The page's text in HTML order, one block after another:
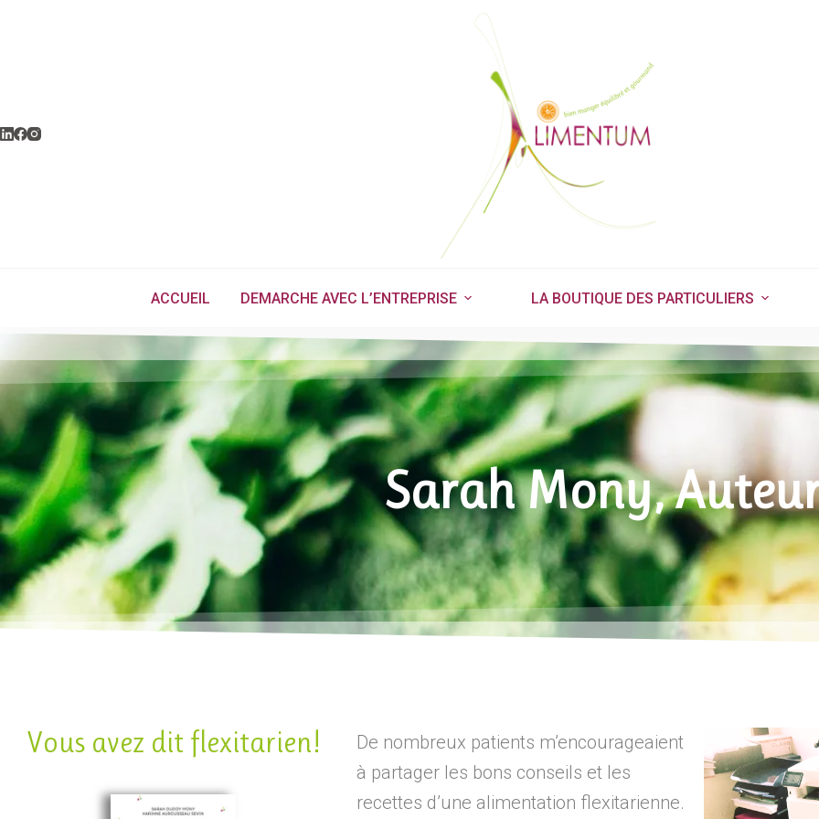
ACCUEIL DEMARCHE AVEC L’ENTREPRISE LA BOUTIQUE DES PARTICULIERS
Sarah Mony,
Vous avez dit flexitarien!
De nombreux patients m’encourageaient
à partager les bons conseils et les
recettes d’une alimentation flexitarienne.